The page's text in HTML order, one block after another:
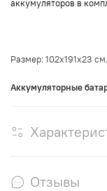
аккумуляторов в
Размер: 102х191х23 см.
Аккумуляторные
Отзывы